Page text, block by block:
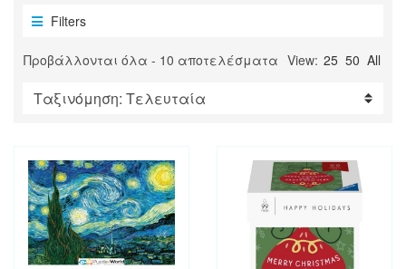
Filters
Προβάλλονται όλα - 10 αποτελέσματα Sorted
View: 25 50 All